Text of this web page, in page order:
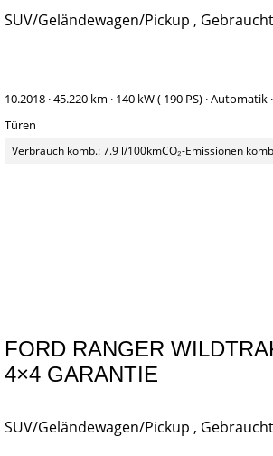
SUV/Geländewagen/Pickup ,
10.2018 ·45.220 km · 140 kW ( 190 PS) · Automatik
Türen
Verbrauch komb.: 7.9 l/100kmCO₂-Emissionen
FORD RANGER
4×4 GARANTIE
SUV/Geländewagen/Pickup ,